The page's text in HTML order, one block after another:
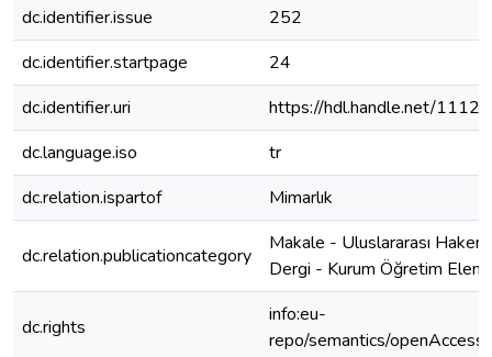
dc.identifier.issue
252
dc.identifier.startpage
24
dc.identifier.uri
https://hdl.handle.net/
dc.language.iso
tr
dc.relation.ispartof
Mimarlık
dc.relation.publicationcategory
Makale - Uluslararası
Dergi - Kurum Öğretim
dc.rights
info:eu-
repo/semantics/openAccess